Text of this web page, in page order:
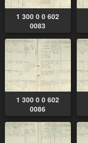
1 300 0 0 602
0083
1 300 0 0 602
0086